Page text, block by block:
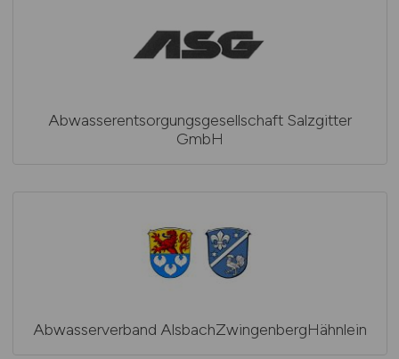
Abwasserentsorgungsgesellschaft Salzgitter
GmbH
Abwasserverband AlsbachZwingenbergHähnlein